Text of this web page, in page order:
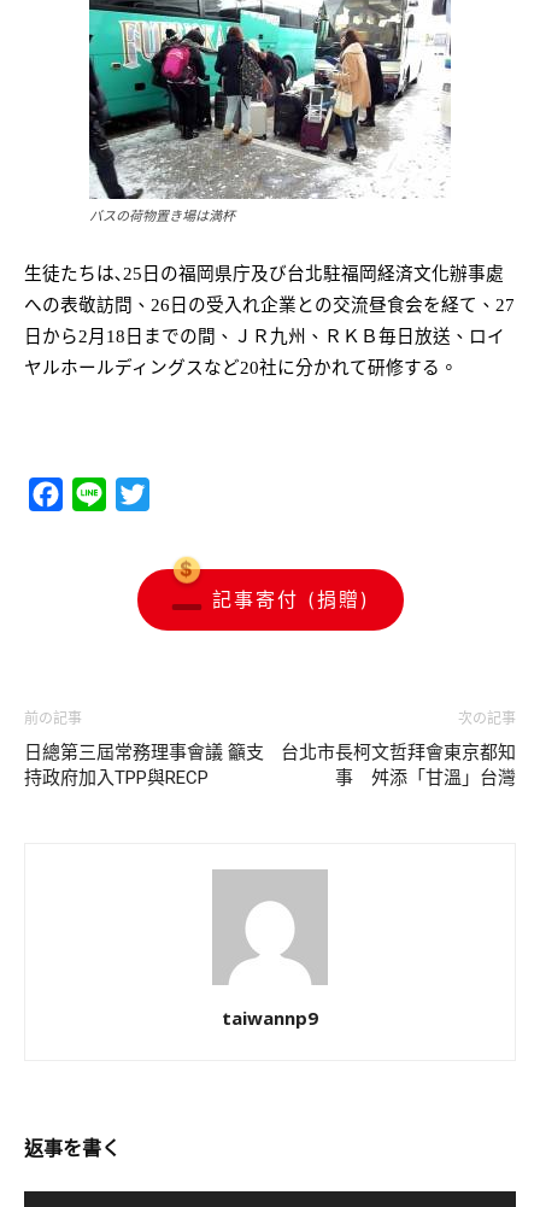
バスの荷物置き場は満杯
生徒たちは､ 25 日の福岡県庁及び台北駐福岡経済文化辦事處
への表敬訪問、 26 日の受入れ企業との交流昼食会を経て、 27
日 から2月 18 日 までの間、ＪＲ九州、ＲＫＢ毎日放送、ロイ
ヤルホールディングスなど20社に分かれて研修する。
Facebook
Line
記事寄付 (捐贈)
前の記事
日總第三屆常務理事會議 籲支
持政府加入TPP與RECP
次の記事
台北市長柯文哲拜會東京都知
事 舛添「甘溫」台灣
taiwannp9
返事を書く